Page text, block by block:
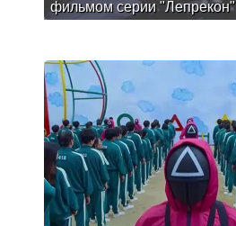
фильмом серии "Лепрекон"